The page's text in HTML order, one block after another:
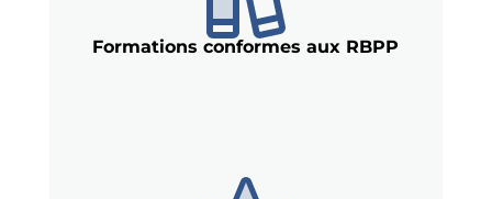
Formations conformes aux RBPP